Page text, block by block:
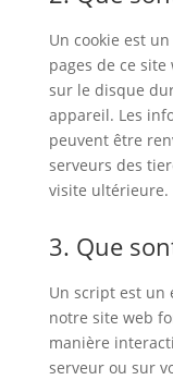
Un cookie est
pages de ce
sur le disque
appareil. Les
peuvent être
serveurs des
visite ultérieure.
3. Que
Un script est un
notre site web
manière
serveur ou sur